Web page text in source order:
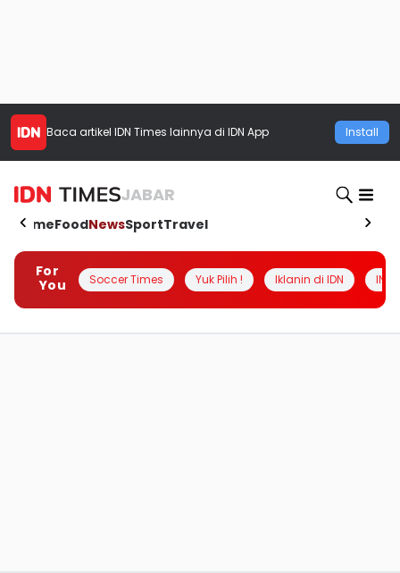
Baca artikel IDN Times lainnya di IDN App Install
JABAR
HomeFoodNewsSportTravel
For
You
Soccer Times Yuk Pilih ! Iklanin di IDN